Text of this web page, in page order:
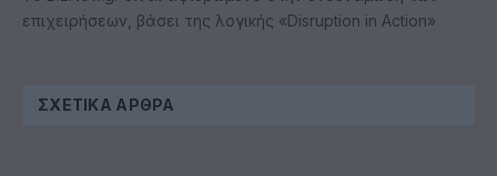
επιχειρήσεων, βάσει της λογικής «Disruption in Action»
ΣΧΕΤΙΚΆ ΆΡΘΡΑ